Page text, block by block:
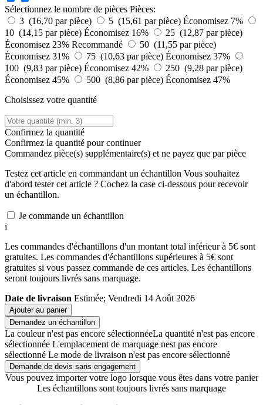
Sélectionnez le nombre de pièces Pièces:
3 (16,70 par pièce)
5 (15,61 par pièce) Économisez 7%
10 (14,15 par pièce) Économisez 16%
25 (12,87 par pièce)
Économisez 23% Recommandé
50 (11,55 par pièce)
Économisez 31%
75 (10,63 par pièce) Économisez 37%
100 (9,83 par pièce) Économisez 42%
250 (9,28 par pièce)
Économisez 45%
500 (8,86 par pièce) Économisez 47%
Choisissez votre quantité
Confirmez la quantité
Confirmez la quantité pour continuer
Commandez pièce(s) supplémentaire(s) et ne payez que par pièce
Testez cet article en commandant un échantillon Vous souhaitez
d'abord tester cet article ? Cochez la case ci-dessous pour recevoir
un échantillon.
Je commande un échantillon
i
Les commandes d'échantillons d'un montant total inférieur à 5€ sont
gratuites. Les commandes d'échantillons supérieures à 5€ sont
gratuites si vous passez commande de ces articles. Les échantillons
seront toujours livrés sans marquage.
Date de livraison Estimée; Vendredi 14 Août 2026
Ajouter au panier
Demandez un échantillon
La couleur n'est pas encore sélectionnéeLa quantité n'est pas encore
sélectionnée L'emplacement de marquage nest pas encore
sélectionné Le mode de livraison n'est pas encore sélectionné
Demande de devis sans engagement
Vous pouvez importer votre logo lorsque vous êtes dans votre panier
Les échantillons sont toujours livrés sans marquage